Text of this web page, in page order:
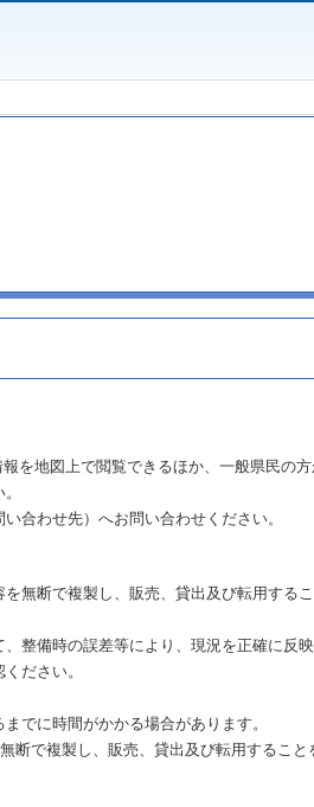
を地図上で閲覧できるほか、一般県民の
合わせ先）へお問い合わせください。
無断で複製し、販売、貸出及び転用するこ
整備時の誤差等により、現況を正確に反
ださい。
でに時間がかかる場合があります。
で複製し、販売、貸出及び転用すること